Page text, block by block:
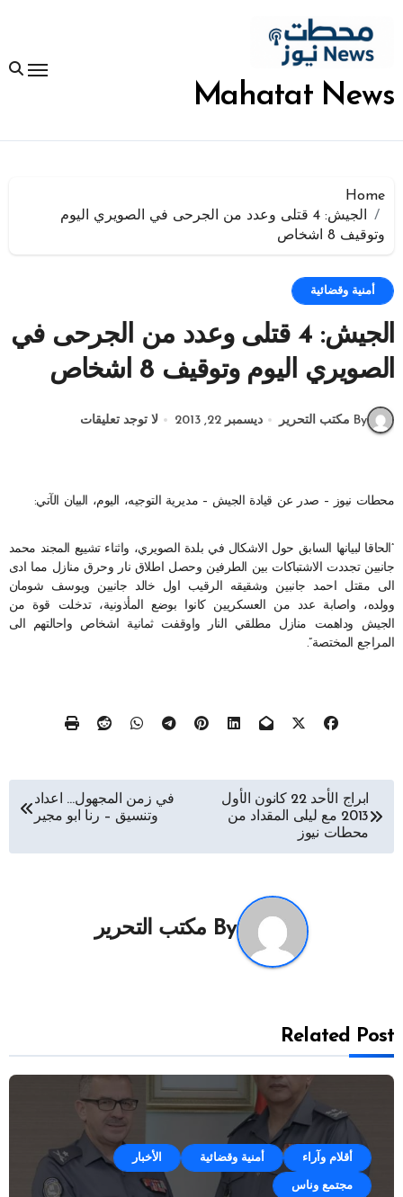
المحتوى
Mahatat News
Home
الجيش: 4 قتلى وعدد من الجرحى في الصويري اليوم
وتوقيف 8 اشخاص
أمنية وقضائية
الجيش: 4 قتلى وعدد من الجرحى في
الصويري اليوم وتوقيف 8 اشخاص
By مكتب التحرير ديسمبر 22, 2013 لا توجد تعليقات
محطات نيوز – صدر عن قيادة الجيش – مديرية التوجيه، اليوم، البيان الآتي:
“الحاقا لبيانها السابق حول الاشكال في بلدة الصويري، واثناء تشييع المجند محمد
جانبين تجددت الاشتباكات بين الطرفين وحصل اطلاق نار وحرق منازل مما ادى
الى مقتل احمد جانبين وشقيقه الرقيب اول خالد جانبين ويوسف شومان
وولده، واصابة عدد من العسكريين كانوا بوضع المأذونية، تدخلت قوة من
الجيش وداهمت منازل مطلقي النار واوقفت ثمانية اشخاص واحالتهم الى
المراجع المختصة”.
تصفّح
المقالات
ابراج الأحد 22 كانون الأول
2013 مع ليلى المقداد من
محطات نيوز
في زمن المجهول… اعداد
وتنسيق – رنا ابو مجير
By مكتب التحرير
Related Post
أقلام وآراء أمنية وقضائية الأخبار
مجتمع وناس